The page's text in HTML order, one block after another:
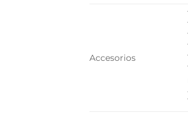
Accesorios